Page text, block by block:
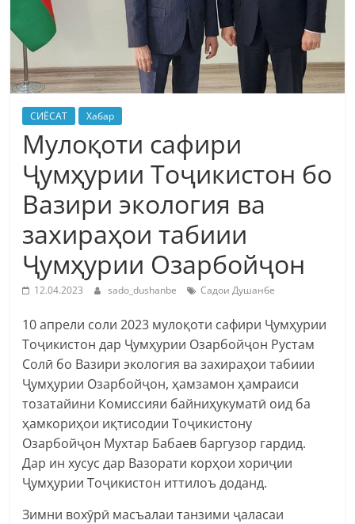
СИЁСАТ Хабар
Мулоқоти сафири
Ҷумҳурии Тоҷикистон бо
Вазири экология ва
захираҳои табиии
Ҷумҳурии Озарбойҷон
12.04.2023 sado_dushanbe Садои Душанбе
10 апрели соли 2023 мулоқоти сафири Ҷумҳурии
Тоҷикистон дар Ҷумҳурии Озарбойҷон Рустам
Солӣ бо Вазири экология ва захираҳои табиии
Ҷумҳурии Озарбойҷон, ҳамзамон ҳамраиси
тозатайини Комиссияи байниҳукуматӣ оид ба
ҳамкориҳои иқтисодии Тоҷикистону
Озарбойҷон Мухтар Бабаев баргузор гардид.
Дар ин хусус дар Вазорати корҳои хориҷии
Ҷумҳурии Тоҷикистон иттилоъ доданд.
Зимни вохӯрӣ масъалаи танзими ҷаласаи